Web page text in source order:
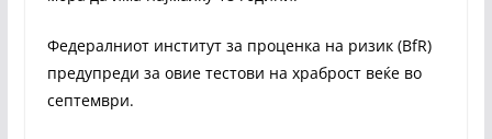
Федералниот институт за проценка на ризик (BfR)
предупреди за овие тестови на храброст веќе во
септември.